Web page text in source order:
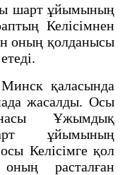
шарт ұйымының
Келісімнен
оның қолданысы
қаласында
жасалды. Осы
Ұжымдық
ұйымының
Келісімге қол
расталған